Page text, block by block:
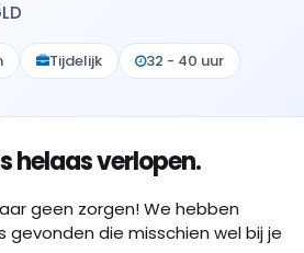
Tijdelijk 32 - 40 uur
helaas verlopen.
geen zorgen! We hebben
die misschien wel bij je